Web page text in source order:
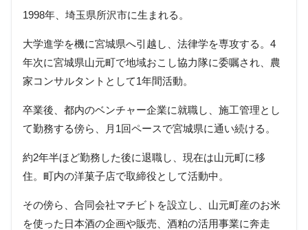
1998年、埼玉県所沢市に生まれる。
大学進学を機に宮城県へ引越し、法律学を専攻する。4
年次に宮城県山元町で地域おこし協力隊に委嘱され、農
家コンサルタントとして1年間活動。
卒業後、都内のベンチャー企業に就職し、施工管理とし
て勤務する傍ら、月1回ペースで宮城県に通い続ける。
約2年半ほど勤務した後に退職し、現在は山元町に移
住。町内の洋菓子店で取締役として活動中。
その傍ら、合同会社マチビトを設立し、山元町産のお米
を使った日本酒の企画や販売、酒粕の活用事業に奔走